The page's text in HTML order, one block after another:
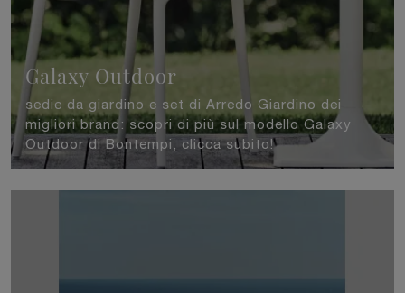
Galaxy Outdoor
sedie da giardino e set di Arredo Giardino dei
migliori brand: scopri di più sul modello Galaxy
Outdoor di Bontempi, clicca subito!